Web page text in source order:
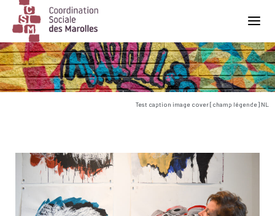
Main Navigation
Test caption image cover [champ légende] NL